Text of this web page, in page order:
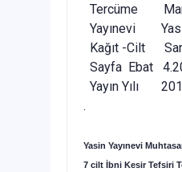
Tercüme
Yayınevi
Kağıt -Cilt
Sayfa Ebat
Yayın Yılı
Yasin Yayınevi
7 cilt İbni Kesir Tefsiri